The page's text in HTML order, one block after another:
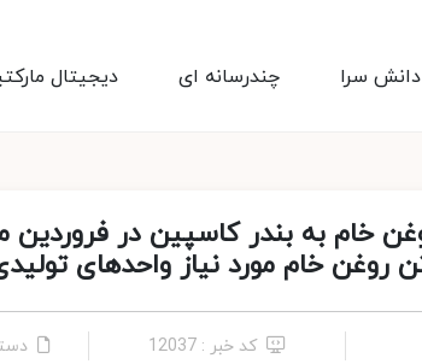
دیجیتال چندرسانه ای دانش سرا
کد خبر : 12037